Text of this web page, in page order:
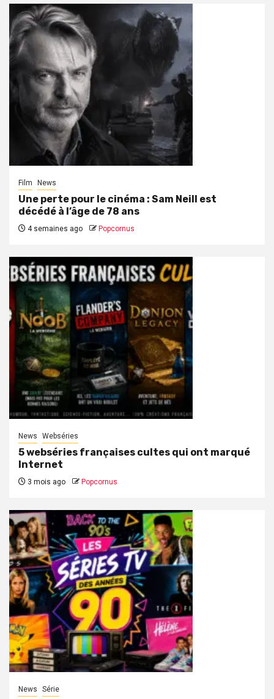
Film News
Une perte pour le cinéma : Sam Neill est
décédé à l’âge de 78 ans
4 semaines ago Popcornus
News Webséries
5 webséries françaises cultes qui ont marqué
Internet
3 mois ago Popcornus
News Série